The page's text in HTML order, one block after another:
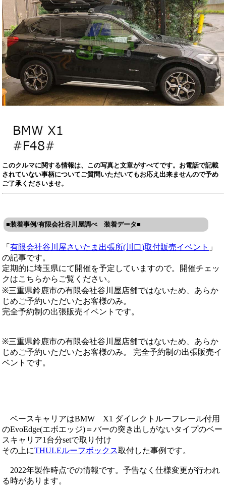
このクルマに関する情報は、この写真と文章がすべてです。お電話で記載
されていない事柄についてご質問いただいてもお応え出来ませんので予め
ご了承くださいませ。
■装着事例/有限会社谷川屋調べ 装着データ■
「有限会社谷川屋さいたま出張所(川口)取付販売イベント 」
の記事です。
定期的に埼玉県にて開催を予定していますので。開催チェッ
クはこちらからご覧ください。
※三重県鈴鹿市の有限会社谷川屋店舗ではないため、あらか
じめご予約いただいたお客様のみ。
完全予約制の出張販売イベントです。
※三重県鈴鹿市の有限会社谷川屋店舗ではないため、あらか
じめご予約いただいたお客様のみ。 完全予約制の出張販売イ
ベントです。
ベースキャリアはBMW X1 ダイレクトルーフレール付用
のEvoEdge(エボエッジ)＝バーの突き出しがないタイプのベー
スキャリア1台分setで取り付け
その上にTHULEルーフボックス取付した事例です。
2022年製作時点での情報です。予告なく仕様変更が行われ
る時があります。